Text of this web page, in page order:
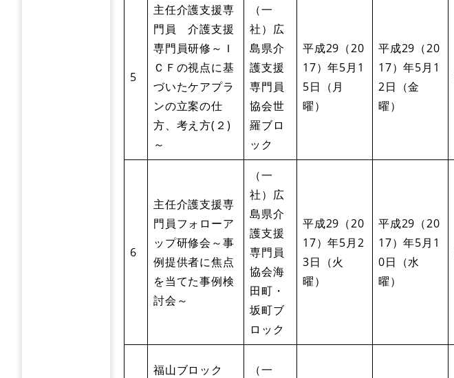
5
主任介護支援専
門員 介護支援
専門員研修～Ｉ
ＣＦの視点に基
づいたケアプラ
ンの立案の仕
方、考え方(２)
～
（一
社）広
島県介
護支援
専門員
協会世
羅ブロ
ック
平成29（20
17）年5月1
5日（月
曜）
平成29（20
17）年5月1
2日（金
曜）
6
主任介護支援専
門員フォローア
ップ研修会～事
例提供者に焦点
を当てた事例検
討会～
（一
社）広
島県介
護支援
専門員
協会海
田町・
坂町ブ
ロック
平成29（20
17）年5月2
3日（火
曜）
平成29（20
17）年5月1
0日（水
曜）
福山ブロック
（一